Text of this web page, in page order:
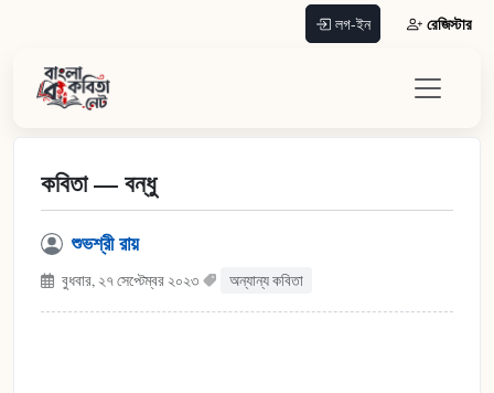
লগ-ইন রেজিস্টার
কবিতা — বন্ধু
শুভশ্রী রায়
বুধবার, ২৭ সেপ্টেম্বর ২০২৩ অন্যান্য কবিতা